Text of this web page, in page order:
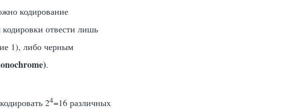
кодирование
кодировки отвести лишь
1), либо черным
.
24=16 различных